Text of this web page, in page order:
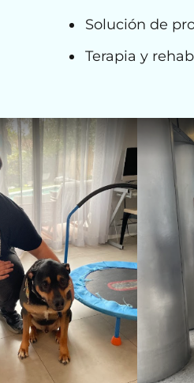
Solución de
Terapia y